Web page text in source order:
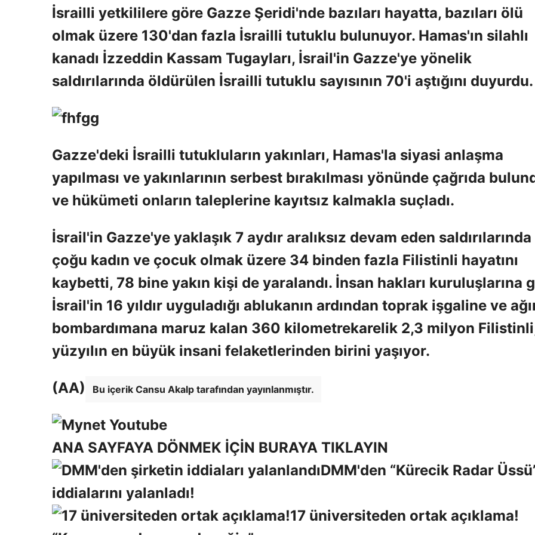
İsrailli yetkililere göre Gazze Şeridi'nde bazıları hayatta, bazıları ölü
olmak üzere 130'dan fazla İsrailli tutuklu bulunuyor. Hamas'ın silahlı
kanadı İzzeddin Kassam Tugayları, İsrail'in Gazze'ye yönelik
saldırılarında öldürülen İsrailli tutuklu sayısının 70'i aştığını duyurdu.
Gazze'deki İsrailli tutukluların yakınları, Hamas'la siyasi anlaşma
yapılması ve yakınlarının serbest bırakılması yönünde çağrıda
ve hükümeti onların taleplerine kayıtsız kalmakla suçladı.
İsrail'in Gazze'ye yaklaşık 7 aydır aralıksız devam eden saldırılarında
çoğu kadın ve çocuk olmak üzere 34 binden fazla Filistinli hayatını
kaybetti, 78 bine yakın kişi de yaralandı. İnsan hakları kuruluşlarına
İsrail'in 16 yıldır uyguladığı ablukanın ardından toprak işgaline ve
bombardımana maruz kalan 360 kilometrekarelik 2,3 milyon
yüzyılın en büyük insani felaketlerinden birini yaşıyor.
(AA) Bu içerik Cansu Akalp tarafından yayınlanmıştır.
ANA SAYFAYA DÖNMEK İÇİN BURAYA TIKLAYIN
DMM'den “Kürecik Radar
iddialarını yalanladı!
17 üniversiteden ortak açıklama!